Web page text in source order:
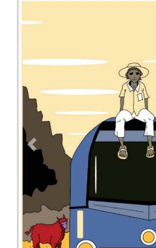
Previous